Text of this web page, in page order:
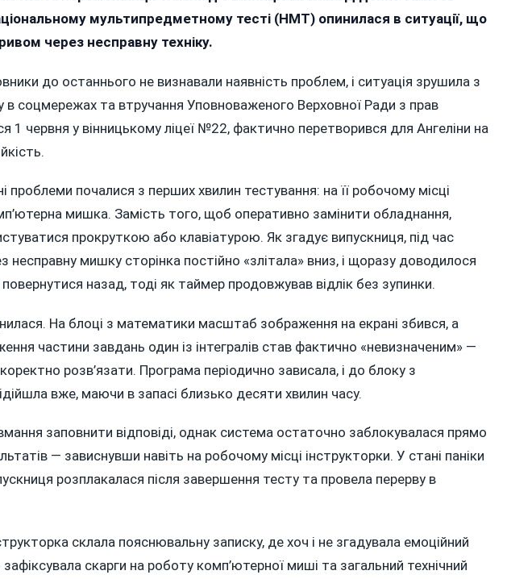
Медалістка
Гучний
Скандал
Виборола
НМТ
мультипредметному тесті (НМТ) опинилася в ситуації, що
через несправну техніку.
до останнього не визнавали наявність проблем, і ситуація зрушила з
в соцмережах та втручання Уповноваженого Верховної Ради з прав
1 червня у вінницькому ліцеї №22, фактично перетворився для Ангеліни на
проблеми почалися з перших хвилин тестування: на її робочому місці
мишка. Замість того, щоб оперативно замінити обладнання,
прокруткою або клавіатурою. Як згадує випускниця, під час
несправну мишку сторінка постійно «злітала» вниз, і щоразу доводилося
назад, тоді як таймер продовжував відлік без зупинки.
На блоці з математики масштаб зображення на екрані збився, а
частини завдань один із інтегралів став фактично «невизначеним» —
розв’язати. Програма періодично зависала, і до блоку з
вже, маючи в запасі близько десяти хвилин часу.
заповнити відповіді, однак система остаточно заблокувалася прямо
— зависнувши навіть на робочому місці інструкторки. У стані паніки
розплакалася після завершення тесту та провела перерву в
склала пояснювальну записку, де хоч і не згадувала емоційний
зафіксувала скарги на роботу комп’ютерної миші та загальний технічний